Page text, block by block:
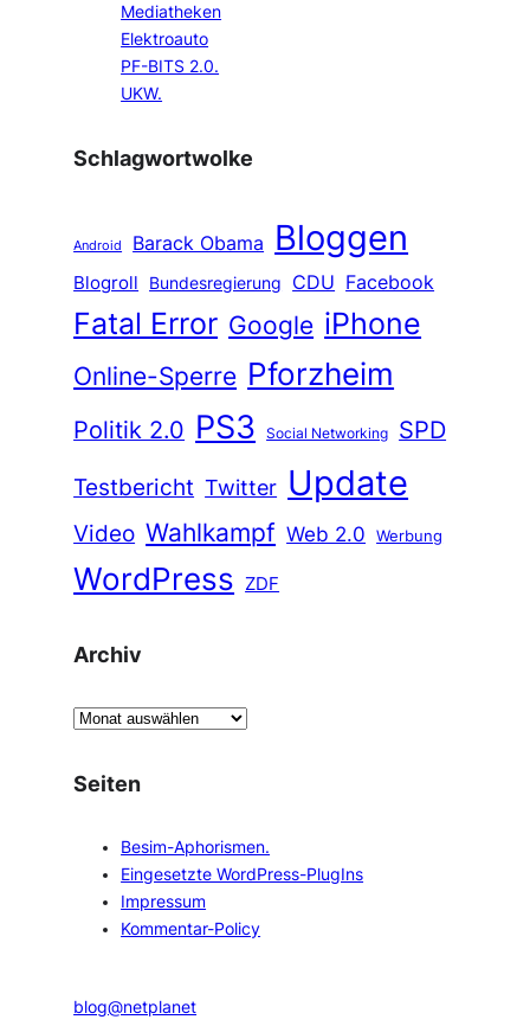
Mediatheken
Elektroauto
PF-BITS 2.0.
UKW.
Schlagwortwolke
Android Barack Obama Bloggen
Blogroll Bundesregierung CDU Facebook
Fatal Error Google iPhone
Online-Sperre Pforzheim
Politik 2.0 PS3 Social Networking
SPD
Testbericht Twitter Update
Video Wahlkampf Web 2.0 Werbung
WordPress ZDF
Archiv
A
c
h
Seiten
Besim-Aphorismen.
Eingesetzte WordPress-PlugIns
Impressum
Kommentar-Policy
blog@netplanet